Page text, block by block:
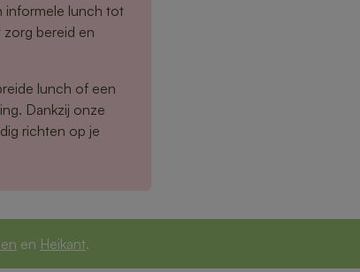
informele lunch tot
bereid en
lunch of een
Dankzij onze
richten op je
en Heikant.